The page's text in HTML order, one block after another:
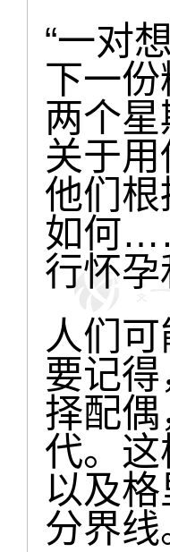
“一对
下一
两个
关于
他们
如何
行怀孕
人们
要记
择配
代。
以及
分界线